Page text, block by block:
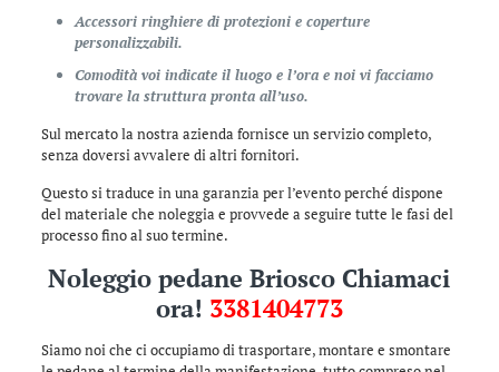
Accessori ringhiere di protezioni e coperture
personalizzabili.
Comodità voi indicate il luogo e l’ora e noi vi facciamo
trovare la struttura pronta all’uso.
Sul mercato la nostra azienda fornisce un servizio completo,
senza doversi avvalere di altri fornitori.
Questo si traduce in una garanzia per l’evento perché dispone
del materiale che noleggia e provvede a seguire tutte le fasi del
processo fino al suo termine.
Noleggio pedane Briosco Chiamaci
ora! 3381404773
Siamo noi che ci occupiamo di trasportare, montare e smontare